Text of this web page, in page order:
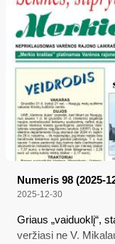
jo savininkė patyrė
Numeris 98 (2025-
2025-12-30
Griaus „vaiduoklį“,
veržiasi ne V.